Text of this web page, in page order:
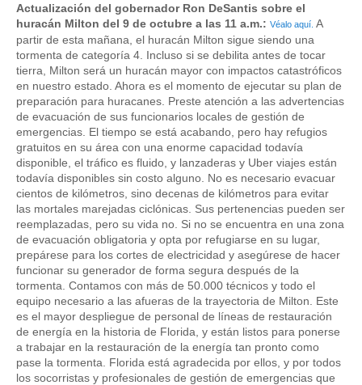
Actualización del gobernador Ron DeSantis sobre el
huracán Milton del 9 de octubre a las 11 a.m.: Véalo aquí. A
partir de esta mañana, el huracán Milton sigue siendo una
tormenta de categoría 4. Incluso si se debilita antes de tocar
tierra, Milton será un huracán mayor con impactos catastróficos
en nuestro estado. Ahora es el momento de ejecutar su plan de
preparación para huracanes. Preste atención a las advertencias
de evacuación de sus funcionarios locales de gestión de
emergencias. El tiempo se está acabando, pero hay refugios
gratuitos en su área con una enorme capacidad todavía
disponible, el tráfico es fluido, y lanzaderas y Uber viajes están
todavía disponibles sin costo alguno. No es necesario evacuar
cientos de kilómetros, sino decenas de kilómetros para evitar
las mortales marejadas ciclónicas. Sus pertenencias pueden ser
reemplazadas, pero su vida no. Si no se encuentra en una zona
de evacuación obligatoria y opta por refugiarse en su lugar,
prepárese para los cortes de electricidad y asegúrese de hacer
funcionar su generador de forma segura después de la
tormenta. Contamos con más de 50.000 técnicos y todo el
equipo necesario a las afueras de la trayectoria de Milton. Este
es el mayor despliegue de personal de líneas de restauración
de energía en la historia de Florida, y están listos para ponerse
a trabajar en la restauración de la energía tan pronto como
pase la tormenta. Florida está agradecida por ellos, y por todos
los socorristas y profesionales de gestión de emergencias que